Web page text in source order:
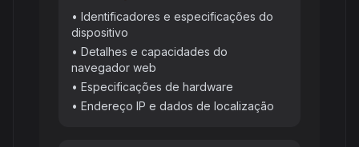
• Identificadores e especificações do
dispositivo
• Detalhes e capacidades do
navegador web
• Especificações de hardware
• Endereço IP e dados de localização